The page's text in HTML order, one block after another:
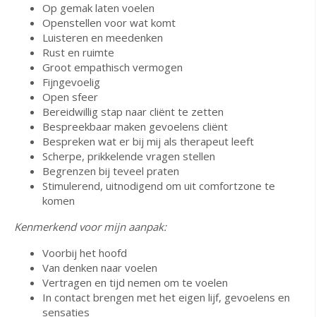
Op gemak laten voelen
Openstellen voor wat komt
Luisteren en meedenken
Rust en ruimte
Groot empathisch vermogen
Fijngevoelig
Open sfeer
Bereidwillig stap naar cliënt te zetten
Bespreekbaar maken gevoelens cliënt
Bespreken wat er bij mij als therapeut leeft
Scherpe, prikkelende vragen stellen
Begrenzen bij teveel praten
Stimulerend, uitnodigend om uit comfortzone te
komen
Kenmerkend voor mijn aanpak:
Voorbij het hoofd
Van denken naar voelen
Vertragen en tijd nemen om te voelen
In contact brengen met het eigen lijf, gevoelens en
sensaties